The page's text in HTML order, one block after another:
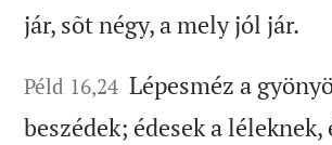
jár, sõt négy, a mely jól jár.
Péld 16,24 Lépesméz a
beszédek; édesek a léleknek,